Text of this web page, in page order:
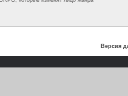
Версия